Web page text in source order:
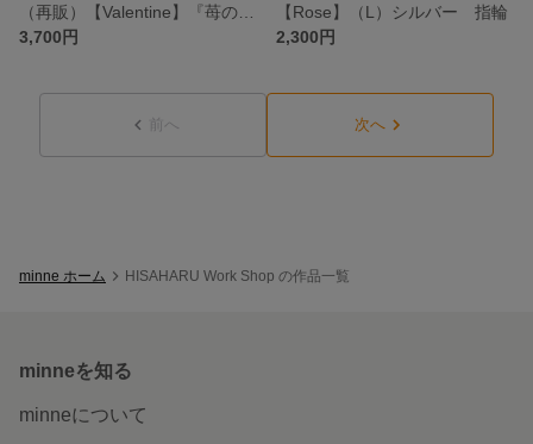
3,700円
【Rose】（L）シルバー 指輪
2,300円
前へ 次へ
minne ホーム HISAHARU Work Shop の作品一覧
minneを知る
minneについて